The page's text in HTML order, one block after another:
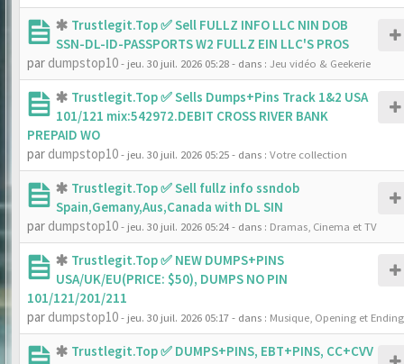
Trustlegit.Top ✅ Sell FULLZ INFO LLC NIN DOB
SSN-DL-ID-PASSPORTS W2 FULLZ EIN LLC'S PROS
par dumpstop10- jeu. 30 juil. 2026 05:28- dans : Jeu vidéo & Geekerie
Trustlegit.Top ✅ Sells Dumps+Pins Track 1&2 USA
101/121 mix:542972.DEBIT CROSS RIVER BANK
PREPAID WO
par dumpstop10- jeu. 30 juil. 2026 05:25- dans : Votre collection
Trustlegit.Top ✅ Sell fullz info ssndob
Spain,Gemany,Aus,Canada with DL SIN
par dumpstop10- jeu. 30 juil. 2026 05:24- dans : Dramas, Cinema et TV
Trustlegit.Top ✅ NEW DUMPS+PINS
USA/UK/EU(PRICE: $50), DUMPS NO PIN
101/121/201/211
par dumpstop10- jeu. 30 juil. 2026 05:17- dans : Musique, Opening et Ending
Trustlegit.Top ✅ DUMPS+PINS, EBT+PINS, CC+CVV